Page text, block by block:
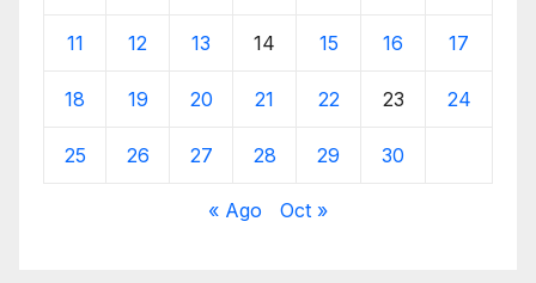
11 12 13 14 15 16 17
18 19 20 21 22 23 24
25 26 27 28 29 30
« Ago Oct »